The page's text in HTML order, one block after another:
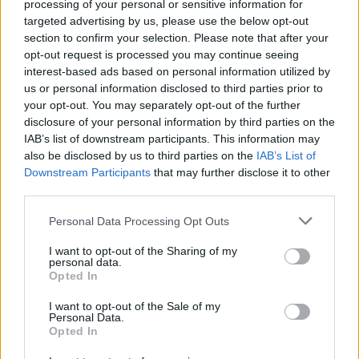
processing of your personal or sensitive information for
targeted advertising by us, please use the below opt-out
section to confirm your selection. Please note that after your
opt-out request is processed you may continue seeing
interest-based ads based on personal information utilized by
us or personal information disclosed to third parties prior to
your opt-out. You may separately opt-out of the further
disclosure of your personal information by third parties on the
IAB’s list of downstream participants. This information may
also be disclosed by us to third parties on the IAB’s List of
Downstream Participants that may further disclose it to other
Please note that this website/app uses one or more Google
not limited to your visit or usage behaviour. You may click to
grant or deny consent to Google and its third-party tags to
use your data for below specified purposes in below Google
consent section.
Personal Data Processing Opt Outs
I want to opt-out of the Sharing of my
personal data.
Opted In
I want to opt-out of the Sale of my
Personal Data.
Opted In
2023
0,1890
0,1739
0,1956
Maio de
2023
$
0,1663
$
0,1447
$ 0,1946
$
0,1697
Junho de
2023
$
0,1613
$
0,1517
$ 0,1888
$
0,1702
-3%
Julho de
2023
$
0,1823
$
0,1677
$ 0,2078
$
0,1878
13%
Agosto de
$
0,1951
$
0,1580
$ 0,2302
$
7%
Setembro
de 2023
$
0,1912
$
$ 0,2084 -2%
Outubro
de 2023
$
0,2046
$
$ 0,2250
0,1994
7%